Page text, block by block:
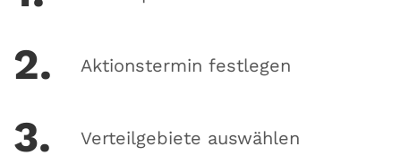
2. Aktionstermin festlegen
3. Verteilgebiete auswählen